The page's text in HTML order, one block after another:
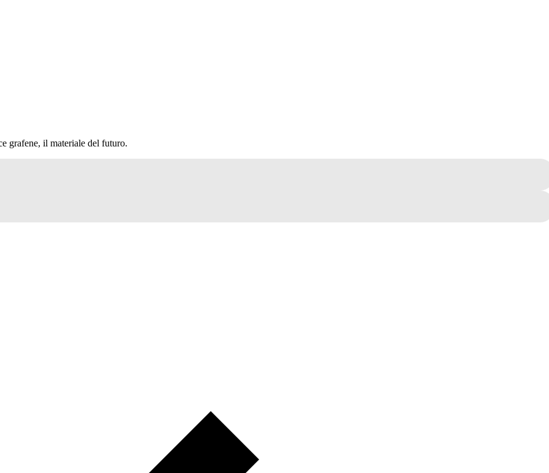
grafene, il materiale del futuro.